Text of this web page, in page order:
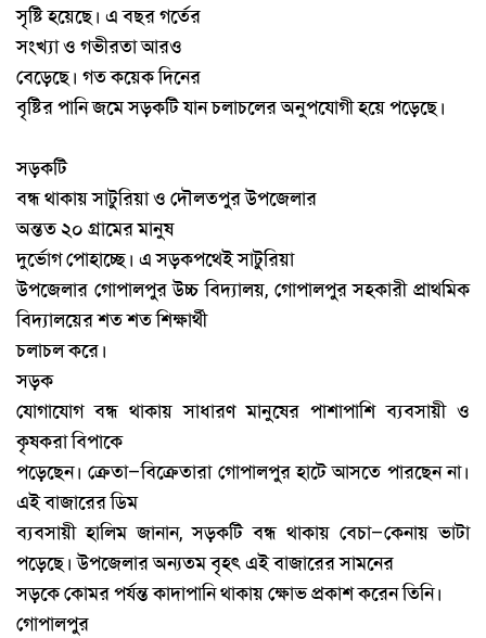
সৃষ্টিহয়েছে। এ বছরগর্তের
সংখ্যাও গভীরতাআরও
বেড়েছে। গতকয়েকদিনের
বৃষ্টিরপানিজমেসড়কটিযানচলাচলেরঅনুপযোগীহয়েপড়েছে।
সড়কটি
বন্ধথাকায়সাটুরিয়াও দৌলতপুরউপজেলার
অন্তত২০ গ্রামেরমানুষ
দুর্ভোগপোহাচ্ছে। এ সড়কপথেইসাটুরিয়া
উপজেলার গোপালপুর উচ্চ বিদ্যালয়, গোপালপুর সহকারী প্রাথমিক
বিদ্যালয়েরশতশতশিক্ষার্থী
চলাচলকরে।
সড়ক
যোগাযোগ বন্ধ থাকায় সাধারণ মানুষের পাশাপাশি ব্যবসায়ী ও
কৃষকরাবিপাকে
পড়েছেন। ক্রেতা–বিক্রেতারা গোপালপুর হাটে আসতে পারছেন না।
এইবাজারেরডিম
ব্যবসায়ী হালিম জানান,সড়কটি বন্ধ থাকায় বেচা–কেনায় ভাটা
পড়েছে। উপজেলারঅন্যতমবৃহৎএইবাজারেরসামনের
সড়কেকোমরপর্যন্তকাদাপানিথাকায়ক্ষোভপ্রকাশকরেনতিনি।
গোপালপুর